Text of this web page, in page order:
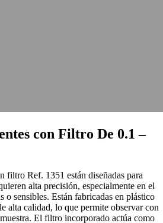
con Filtro De 0.1 –
filtro Ref. 1351 están diseñadas para
alta precisión, especialmente en el
o sensibles. Están fabricadas en plástico
alta calidad, lo que permite observar con
El filtro incorporado actúa como